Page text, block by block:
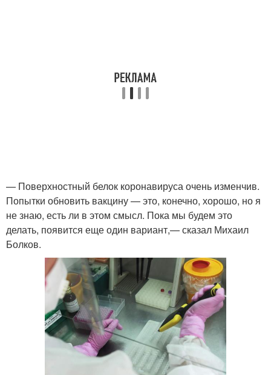
— Поверхностный белок коронавируса очень изменчив.
Попытки обновить вакцину — это, конечно, хорошо, но я
не знаю, есть ли в этом смысл. Пока мы будем это
делать, появится еще один вариант,— сказал Михаил
Болков.